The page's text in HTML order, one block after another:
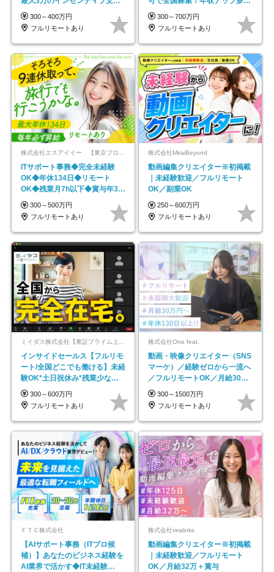
平均年齢33歳
300～400万円
フルリモートあり
★年休最大130日★
300～700万円
フルリモートあり
株式会社エスアイイー 【東京プロマーケット上場】
ITサポート事務◆完全未経験
OK◆年休134日◆リモート
OK◆残業月7h以下◆賞与年3回
◆5年目まで必ず昇給
300～500万円
フルリモートあり
株式会社MiraiBeyond
動画編集クリエイター※初掲載
｜未経験歓迎／フルリモート
OK／副業OK
250～600万円
フルリモートあり
インサイドセールス【フルリモ
ート/全国どこでも働ける】未経
験OK*土日祝休み*残業少なめ*
在宅勤務手当あり
300～600万円
フルリモートあり
株式会社One feat.
動画・映像クリエイター（SNS
マーケ）／経験ゼロから一流へ
／フルリモートOK／月給30万
円～／年休130日以上
300～1500万円
フルリモートあり
ＦＴＣ株式会社
【AIサポート事務（ITプロ候
補）】あなたのビジネス経験を
AI業界で活かす◆IT未経験
株式会社viralinks
動画編集クリエイター※初掲載
｜未経験歓迎／フルリモート
OK／月給32万＋賞与